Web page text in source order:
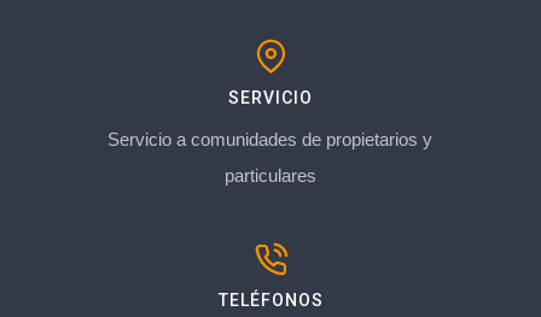
SERVICIO
Servicio a comunidades de propietarios y
particulares
TELÉFONOS